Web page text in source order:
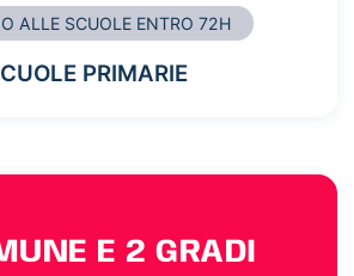
ALLE SCUOLE ENTRO 72H
PRIMARIE
E 2 GRADI